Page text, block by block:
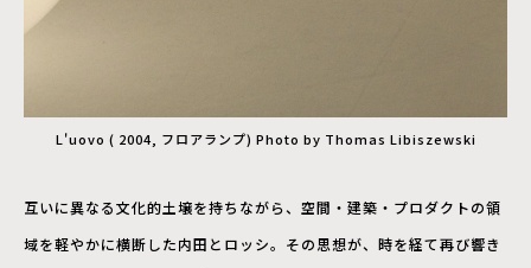
L'uovo ( 2004, フロアランプ) Photo by Thomas Libiszewski
互いに異なる文化的土壌を持ちながら、空間・建築・プロダクトの領
域を軽やかに横断した内田とロッシ。その思想が、時を経て再び響き